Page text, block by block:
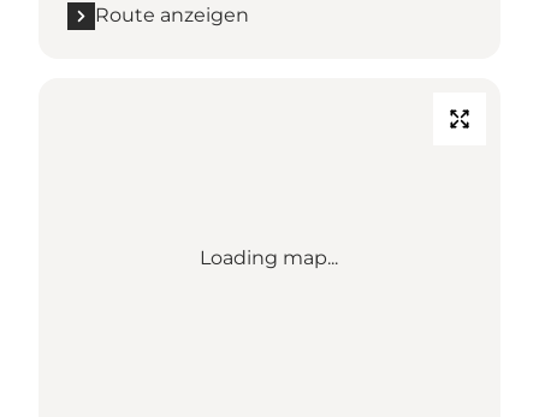
Route anzeigen
Loading map...